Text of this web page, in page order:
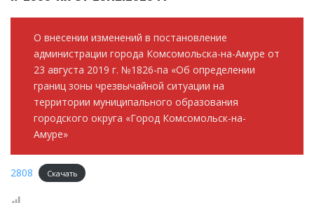
О внесении изменений в постановление
администрации города Комсомольска-на-Амуре от
23 августа 2019 г. №1826-па «Об определении
границ зоны чрезвычайной ситуации на
территории муниципального образования
городского округа «Город Комсомольск-на-
Амуре»
2808 Скачать